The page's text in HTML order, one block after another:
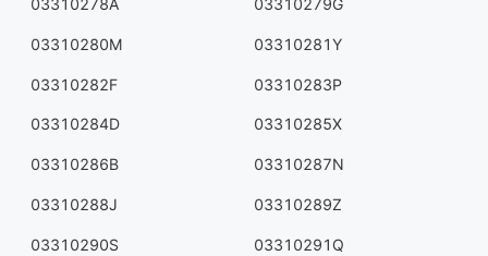
03310278A 03310279G
03310280M 03310281Y
03310282F 03310283P
03310284D 03310285X
03310286B 03310287N
03310288J 03310289Z
03310290S 03310291Q